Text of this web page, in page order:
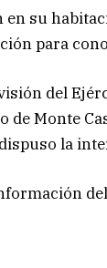
su
para
del
de Monte
la